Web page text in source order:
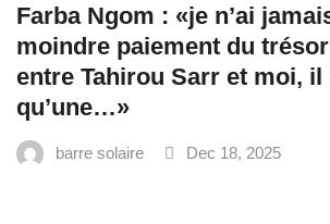
Farba Ngom : «je n’ai
moindre paiement du
entre Tahirou Sarr et moi, il
qu’une…»
barre solaire Dec 18, 2025